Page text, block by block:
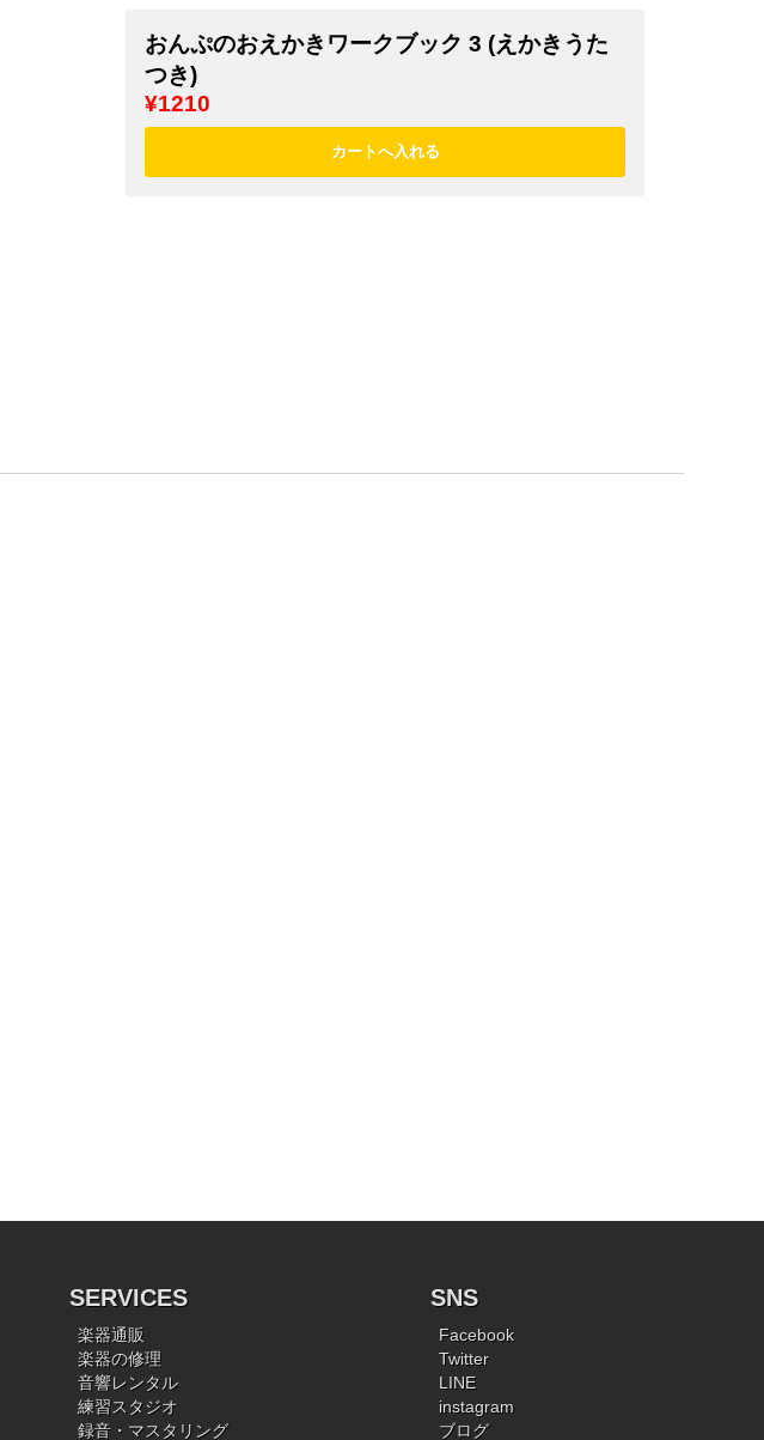
おんぷのおえかきワークブック 3 (えかきうた
つき)
¥1210
SERVICES
楽器通販
楽器の修理
音響レンタル
練習スタジオ
録音・マスタリング
SNS
Facebook
Twitter
LINE
instagram
ブログ